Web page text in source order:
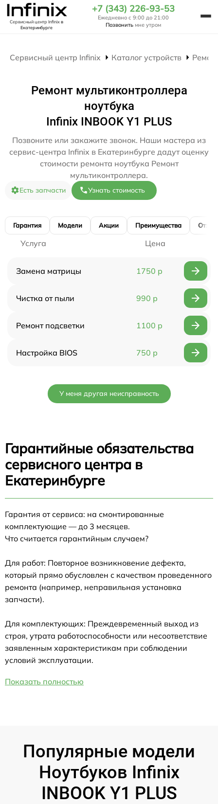
Сервисный центр Infinixв
Екатеринбурге
+7 (343) 226-93-53
Ежедневно с 9:00 до 21:00
Позвонить мне утром
Сервисный центр Infinix Каталог устройств
Ремонт мультиконтроллера
ноутбука
Infinix INBOOK Y1 PLUS
Позвоните или закажите звонок. Наши мастера из
сервис-центра Infinix в Екатеринбурге дадут оценку
стоимости ремонта ноутбука Ремонт
мультиконтроллера.
Есть запчасти Узнать стоимость
Гарантия Модели Акции Преимущества
Услуга Цена
Замена матрицы 1750 р
Чистка от пыли 990 р
Ремонт подсветки 1100 р
Настройка BIOS 750 р
У меня другая неисправность
Гарантийные обязательства
сервисного центра в
Екатеринбурге
Гарантия от сервиса: на смонтированные
комплектующие — до 3 месяцев.
Что считается гарантийным случаем?
Для работ: Повторное возникновение дефекта,
который прямо обусловлен с качеством проведенного
ремонта (например, неправильная установка
запчасти).
Для комплектующих: Преждевременный выход из
строя, утрата работоспособности или несоответствие
заявленным характеристикам при соблюдении
условий эксплуатации.
Показать полностью
Популярные модели
Ноутбуков Infinix
INBOOK Y1 PLUS